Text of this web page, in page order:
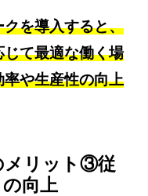
を導入すると、
て最適な働く場
や生産性の向上
メリット③従
向上